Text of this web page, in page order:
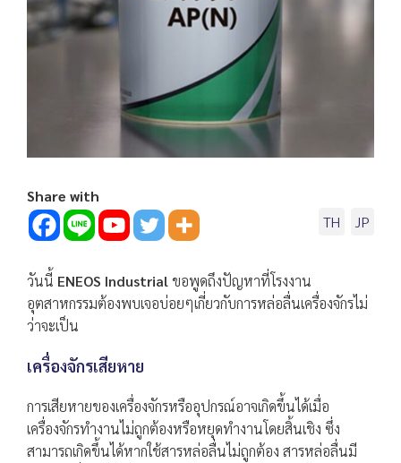
Share with
TH
JP
วันนี้ ENEOS Industrial ขอพูดถึงปัญหาที่โรงงาน
อุตสาหกรรมต้องพบเจอบ่อยๆเกี่ยวกับการหล่อลื่นเครื่องจักรไม่
ว่าจะเป็น
เครื่องจักรเสียหาย
การเสียหายของเครื่องจักรหรืออุปกรณ์อาจเกิดขึ้นได้เมื่อ
เครื่องจักรทำงานไม่ถูกต้องหรือหยุดทำงานโดยสิ้นเชิง ซึ่ง
สามารถเกิดขึ้นได้หากใช้สารหล่อลื่นไม่ถูกต้อง สารหล่อลื่นมี